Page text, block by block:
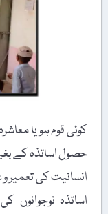
کوئی قوم ہو یا
حصول اساتذہ کے
انسانیت کی تعمیر و
اساتذہ